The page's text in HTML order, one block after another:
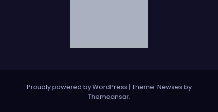
Proudly powered by WordPress | Theme: Newses by
Themeansar.